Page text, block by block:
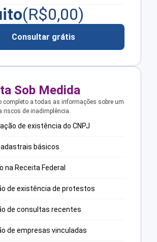
(R$0,00)
Consultar grátis
Sob Medida
completo a todas as informações sobre um
riscos de inadimplência.
de existência do CNPJ
básicos
na Receita Federal
de existência de protestos
de consultas recentes
de empresas vinculadas